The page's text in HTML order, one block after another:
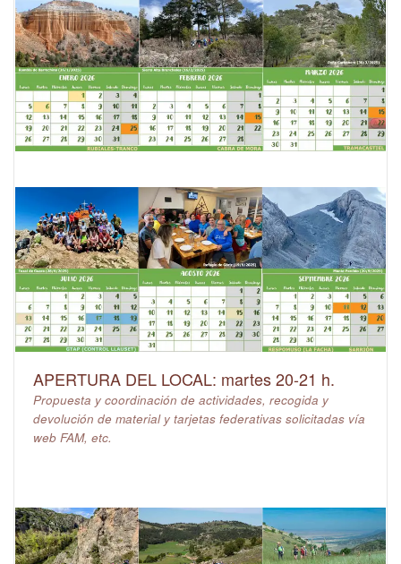
APERTURA DEL LOCAL: martes 20-21 h.
Propuesta y coordinación de actividades, recogida y
devolución de material y tarjetas federativas solicitadas vía
web FAM, etc.